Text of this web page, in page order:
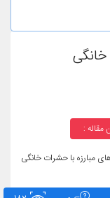
مقاله :
مبارزه با حشرات خانگی